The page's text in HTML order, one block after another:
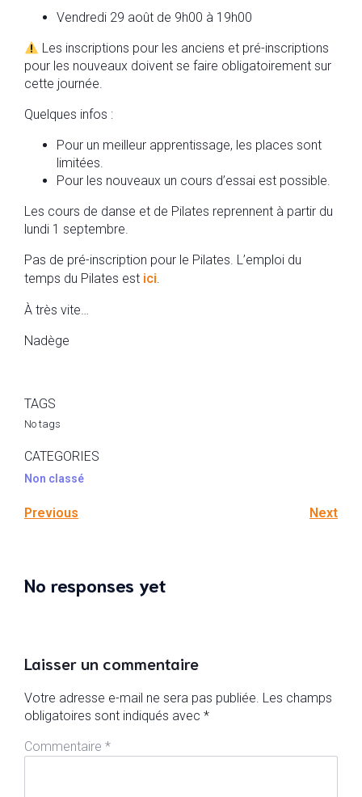
Vendredi 29 août de 9h00 à 19h00
Les inscriptions pour les anciens et pré-inscriptions
pour les nouveaux doivent se faire obligatoirement sur
cette journée.
Quelques infos :
Pour un meilleur apprentissage, les places sont
limitées.
Pour les nouveaux un cours d’essai est possible.
Les cours de danse et de Pilates reprennent à partir du
lundi 1 septembre.
Pas de pré-inscription pour le Pilates. L’emploi du
temps du Pilates est ici.
À très vite…
Nadège
TAGS
No tags
CATEGORIES
Non classé
Previous Next
No responses yet
Laisser un commentaire
Votre adresse e-mail ne sera pas publiée. Les champs
obligatoires sont indiqués avec *
Commentaire *